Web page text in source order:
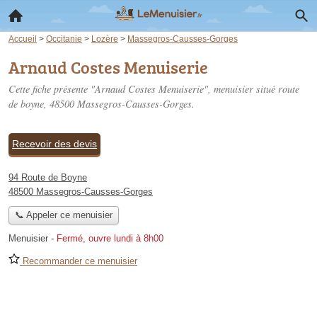
Accueil > Occitanie > Lozère > Massegros-Causses-Gorges
Arnaud Costes Menuiserie
Cette fiche présente "Arnaud Costes Menuiserie", menuisier situé route
de boyne, 48500 Massegros-Causses-Gorges.
Recevoir des devis
94 Route de Boyne
48500 Massegros-Causses-Gorges
📞 Appeler ce menuisier
Menuisier - Fermé, ouvre lundi à 8h00
Recommander ce menuisier